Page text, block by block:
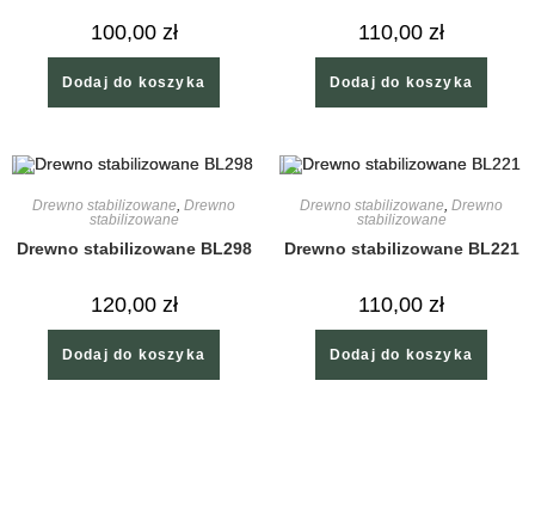
100,00 zł
Dodaj do koszyka
110,00 zł
Dodaj do koszyka
Drewno stabilizowane, Drewno
stabilizowane
Drewno stabilizowane BL298
120,00 zł
Dodaj do koszyka
Drewno stabilizowane, Drewno
stabilizowane
Drewno stabilizowane BL221
110,00 zł
Dodaj do koszyka